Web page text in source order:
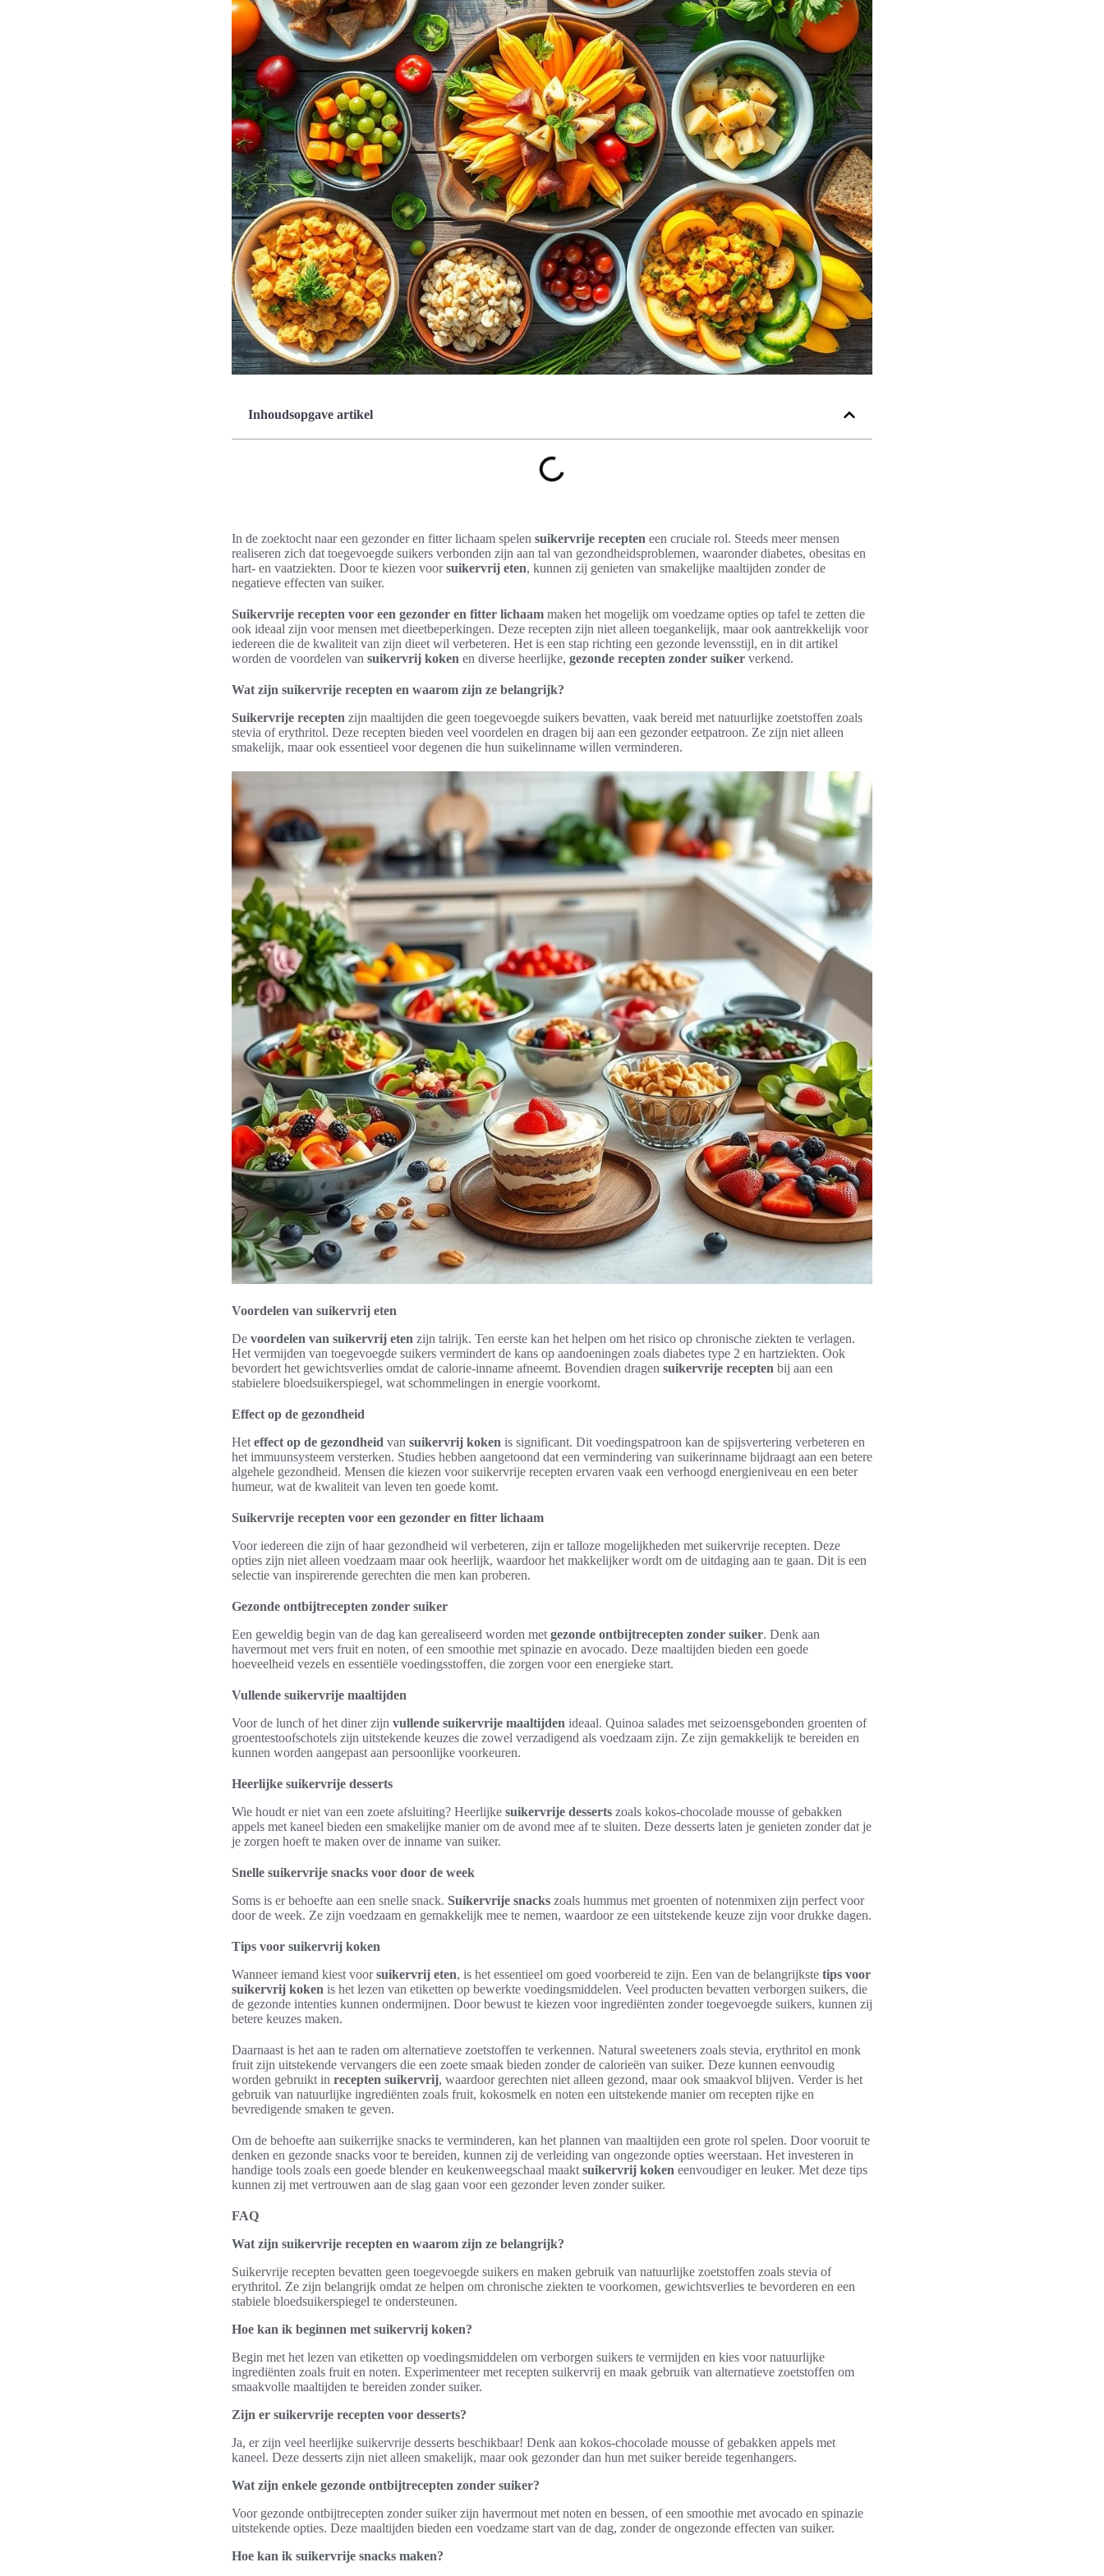
Inhoudsopgave artikel
In de zoektocht naar een gezonder en fitter lichaam spelen suikervrije recepten een cruciale rol. Steeds meer mensen
realiseren zich dat toegevoegde suikers verbonden zijn aan tal van gezondheidsproblemen, waaronder diabetes, obesitas en
hart- en vaatziekten. Door te kiezen voorsuikervrij eten, kunnen zij genieten van smakelijke maaltijden zonder de
negatieve effecten van suiker.
Suikervrije recepten voor een gezonder en fitter lichaam maken het mogelijk om voedzame opties op tafel te zetten die
ook ideaal zijn voor mensen met dieetbeperkingen. Deze recepten zijn niet alleen toegankelijk, maar ook aantrekkelijk voor
iedereen die de kwaliteit van zijn dieet wil verbeteren. Het is een stap richting een gezonde levensstijl, en in dit artikel
worden de voordelen van suikervrij koken en diverse heerlijke, gezonde recepten zonder suiker verkend.
Wat zijn suikervrije recepten en waarom zijn ze belangrijk?
Suikervrije recepten zijn maaltijden die geen toegevoegde suikers bevatten, vaak bereid met natuurlijke zoetstoffen zoals
stevia of erythritol. Deze recepten bieden veel voordelen en dragen bij aan een gezonder eetpatroon. Ze zijn niet alleen
smakelijk, maar ook essentieel voor degenen die hun suikelinname willen verminderen.
Voordelen van suikervrij eten
De voordelen van suikervrij eten zijn talrijk. Ten eerste kan het helpen om het risico op chronische ziekten te verlagen.
Het vermijden van toegevoegde suikers vermindert de kans op aandoeningen zoals diabetes type 2 en hartziekten. Ook
bevordert het gewichtsverlies omdat de calorie-inname afneemt. Bovendien dragen suikervrije recepten bij aan een
stabielere bloedsuikerspiegel, wat schommelingen in energie voorkomt.
Effect op de gezondheid
Het effect op de gezondheid van suikervrij koken is significant. Dit voedingspatroon kan de spijsvertering verbeteren en
het immuunsysteem versterken. Studies hebben aangetoond dat een vermindering van suikerinname bijdraagt aan een betere
algehele gezondheid. Mensen die kiezen voor suikervrije recepten ervaren vaak een verhoogd energieniveau en een beter
humeur, wat de kwaliteit van leven ten goede komt.
Suikervrije recepten voor een gezonder en fitter lichaam
Voor iedereen die zijn of haar gezondheid wil verbeteren, zijn er talloze mogelijkheden met suikervrije recepten. Deze
opties zijn niet alleen voedzaam maar ook heerlijk, waardoor het makkelijker wordt om de uitdaging aan te gaan. Dit is een
selectie van inspirerende gerechten die men kan proberen.
Gezonde ontbijtrecepten zonder suiker
Een geweldig begin van de dag kan gerealiseerd worden met gezonde ontbijtrecepten zonder suiker. Denk aan
havermout met vers fruit en noten, of een smoothie met spinazie en avocado. Deze maaltijden bieden een goede
hoeveelheid vezels en essentiële voedingsstoffen, die zorgen voor een energieke start.
Vullende suikervrije maaltijden
Voor de lunch of het diner zijn vullende suikervrije maaltijden ideaal. Quinoa salades met seizoensgebonden groenten of
groentestoofschotels zijn uitstekende keuzes die zowel verzadigend als voedzaam zijn. Ze zijn gemakkelijk te bereiden en
kunnen worden aangepast aan persoonlijke voorkeuren.
Heerlijke suikervrije desserts
Wie houdt er niet van een zoete afsluiting? Heerlijke suikervrije desserts zoals kokos-chocolade mousse of gebakken
appels met kaneel bieden een smakelijke manier om de avond mee af te sluiten. Deze desserts laten je genieten zonder dat je
je zorgen hoeft te maken over de inname van suiker.
Snelle suikervrije snacks voor door de week
Soms is er behoefte aan een snelle snack. Suikervrije snacks zoals hummus met groenten of notenmixen zijn perfect voor
door de week. Ze zijn voedzaam en gemakkelijk mee te nemen, waardoor ze een uitstekende keuze zijn voor drukke dagen.
Tips voor suikervrij koken
Wanneer iemand kiest voorsuikervrij eten, is het essentieel om goed voorbereid te zijn. Een van de belangrijkste tips voor
suikervrij koken is het lezen van etiketten op bewerkte voedingsmiddelen. Veel producten bevatten verborgen suikers, die
de gezonde intenties kunnen ondermijnen. Door bewust te kiezen voor ingrediënten zonder toegevoegde suikers, kunnen zij
betere keuzes maken.
Daarnaast is het aan te raden om alternatieve zoetstoffen te verkennen. Natural sweeteners zoals stevia, erythritol en monk
fruit zijn uitstekende vervangers die een zoete smaak bieden zonder de calorieën van suiker. Deze kunnen eenvoudig
worden gebruikt in recepten suikervrij, waardoor gerechten niet alleen gezond, maar ook smaakvol blijven. Verder is het
gebruik van natuurlijke ingrediënten zoals fruit, kokosmelk en noten een uitstekende manier om recepten rijke en
bevredigende smaken te geven.
Om de behoefte aan suikerrijke snacks te verminderen, kan het plannen van maaltijden een grote rol spelen. Door vooruit te
denken en gezonde snacks voor te bereiden, kunnen zij de verleiding van ongezonde opties weerstaan. Het investeren in
handige tools zoals een goede blender en keukenweegschaal maakt suikervrij koken eenvoudiger en leuker. Met deze tips
kunnen zij met vertrouwen aan de slag gaan voor een gezonder leven zonder suiker.
FAQ
Wat zijn suikervrije recepten en waarom zijn ze belangrijk?
Suikervrije recepten bevatten geen toegevoegde suikers en maken gebruik van natuurlijke zoetstoffen zoals stevia of
erythritol. Ze zijn belangrijk omdat ze helpen om chronische ziekten te voorkomen, gewichtsverlies te bevorderen en een
stabiele bloedsuikerspiegel te ondersteunen.
Hoe kan ik beginnen met suikervrij koken?
Begin met het lezen van etiketten op voedingsmiddelen om verborgen suikers te vermijden en kies voor natuurlijke
ingrediënten zoals fruit en noten. Experimenteer met recepten suikervrij en maak gebruik van alternatieve zoetstoffen om
smaakvolle maaltijden te bereiden zonder suiker.
Zijn er suikervrije recepten voor desserts?
Ja, er zijn veel heerlijke suikervrije desserts beschikbaar! Denk aan kokos-chocolade mousse of gebakken appels met
kaneel. Deze desserts zijn niet alleen smakelijk, maar ook gezonder dan hun met suiker bereide tegenhangers.
Wat zijn enkele gezonde ontbijtrecepten zonder suiker?
Voor gezonde ontbijtrecepten zonder suiker zijn havermout met noten en bessen, of een smoothie met avocado en spinazie
uitstekende opties. Deze maaltijden bieden een voedzame start van de dag, zonder de ongezonde effecten van suiker.
Hoe kan ik suikervrije snacks maken?